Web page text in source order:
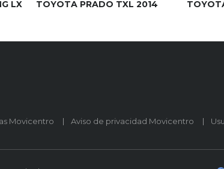
LX
TOYOTA PRADO TXL 2014
Movicentro Aviso de privacidad Movicentro